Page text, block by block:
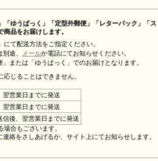
「ゆうぱっく」「定型外郵便」「レターパック」「ス
品をお届けします。
て配送方法をご指定ください。
途、
メールか電話にてお知らせください。
または「ゆうぱっく」でのお届けとなります。
じることはできません。
翌営業日までに発送
翌営業日までに発送
信後、翌営業日までに発送
合もございます。
絡をさしあげるか、サイト上にてお知らせします。